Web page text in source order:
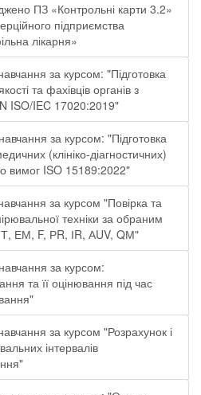
ПЗ «Контрольні карти 3.2»
підприємства
лікарня»
за курсом: "Підготовка
та фахівців органів з
ISO/IEC 17020:2019"
за курсом: "Підготовка
(клініко-діагностичних)
вимог ISO 15189:2022"
за курсом "Повірка та
техніки за обраним
ЕМ, F, РR, ІR, АUV, QМ"
за курсом:
та її оцінювання під час
за курсом "Розрахунок і
інтервалів